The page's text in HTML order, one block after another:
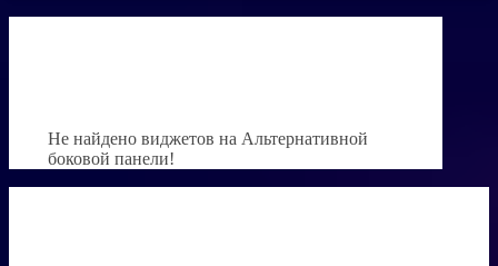
Не найдено виджетов на Альтернативной
боковой панели!